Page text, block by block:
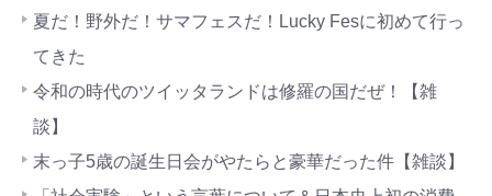
夏だ！野外だ！サマフェスだ！Lucky Fesに初めて行っ
てきた
令和の時代のツイッタランドは修羅の国だぜ！【雑
談】
末っ子5歳の誕生日会がやたらと豪華だった件【雑談】